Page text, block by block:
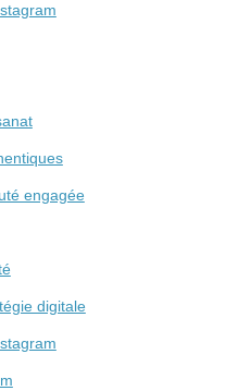
engagée
digitale